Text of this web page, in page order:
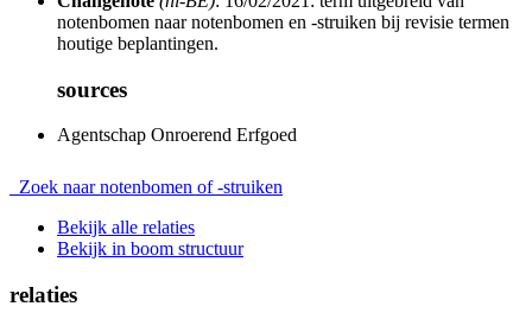
notenbomen naar notenbomen en -struiken bij revisie termen
houtige beplantingen.
sources
Agentschap Onroerend Erfgoed
Zoek naar notenbomen of -struiken
Bekijk alle relaties
Bekijk in boom structuur
relaties